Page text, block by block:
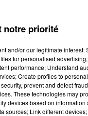
notre priorité
and/or our legitimate interest:
for personalised
performance; Understand
Create profiles to
prevent and detect
These technologies may
devices based on information
sources; Link different